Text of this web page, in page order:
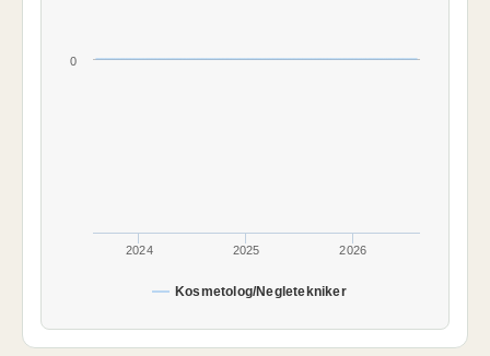
Kosmetolog/Negletekniker
2024 2025 2026
0